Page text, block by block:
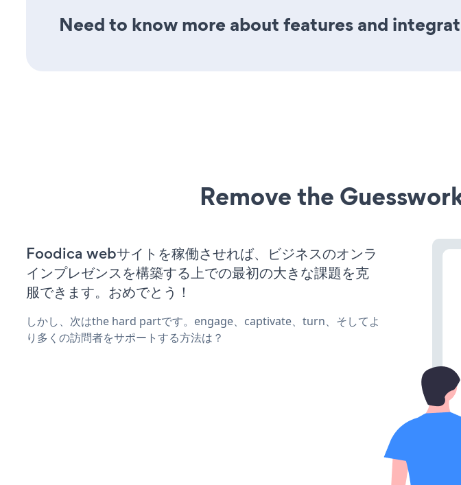
Need to know more about features and
Remove the
Foodica webサイトを稼働させれば、ビジネスのオンラ
インプレゼンスを構築する上での最初の大きな課題を克
服できます。おめでとう！
しかし、次はthe hard partです。engage、captivate、turn、そしてよ
り多くの訪問者をサポートする方法は？